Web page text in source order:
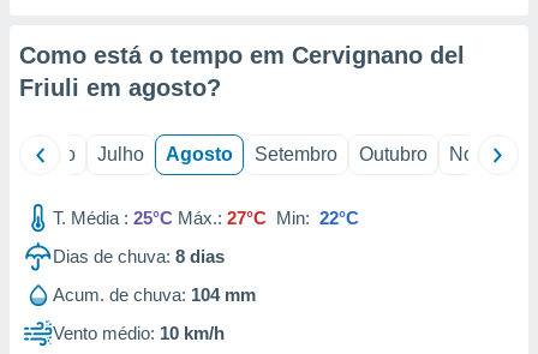
e
de
Como está o tempo em Cervignano del
Friuli em agosto?
Junho Julho Agosto Setembro Outubro Novembro
T. Média : 25°C Máx.: 27°C Min: 22°C
Dias de chuva: 8 dias
Acum. de chuva: 104 mm
Vento médio: 10 km/h